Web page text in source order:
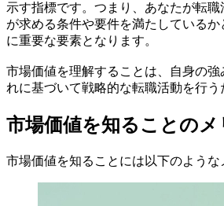
示す指標です。つまり、あなたが転
が求める条件や要件を満たしている
に重要な要素となります。
市場価値を理解することは、自身の
れに基づいて戦略的な転職活動を行う
市場価値を知ることのメ
市場価値を知ることには以下のような